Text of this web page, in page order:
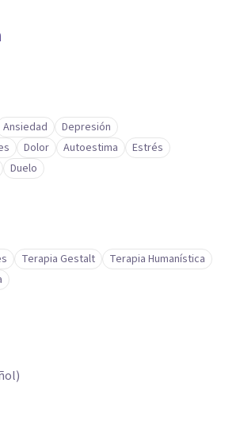
Ansiedad
Depresión
Dolor Autoestima
Estrés
Duelo
Terapia Gestalt
Terapia Humanística